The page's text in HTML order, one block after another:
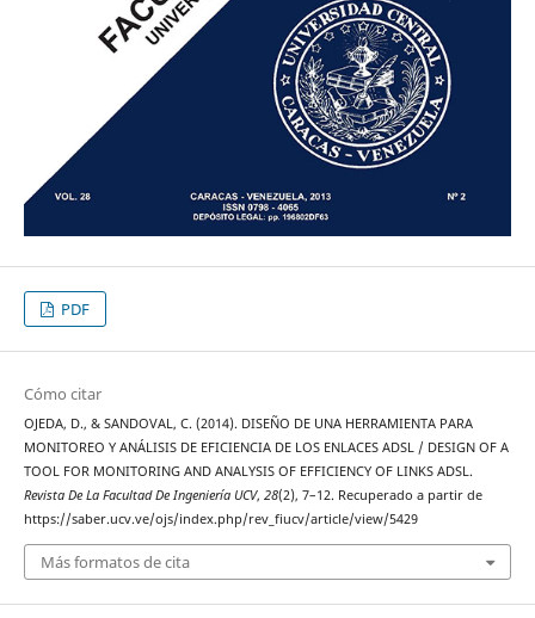
PDF
Cómo citar
OJEDA, D., & SANDOVAL, C. (2014). DISEÑO DE UNA HERRAMIENTA PARA
MONITOREO Y ANÁLISIS DE EFICIENCIA DE LOS ENLACES ADSL / DESIGN OF A
TOOL FOR MONITORING AND ANALYSIS OF EFFICIENCY OF LINKS ADSL.
Revista De La Facultad De Ingeniería UCV, 28(2), 7–12. Recuperado a partir de
https://saber.ucv.ve/ojs/index.php/rev_fiucv/article/view/5429
Más formatos de cita